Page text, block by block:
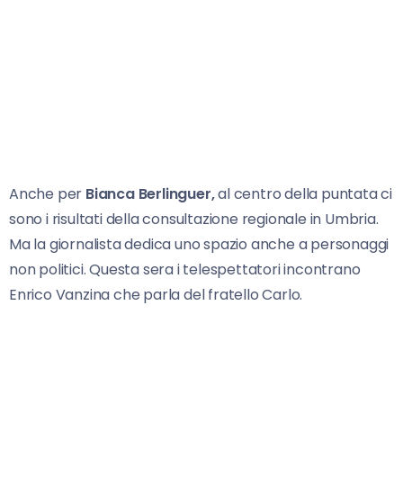
Anche per Bianca Berlinguer,al centro della puntata ci
sono i risultati della consultazione regionale in Umbria.
Ma la giornalista dedica uno spazio anche a personaggi
non politici. Questa sera i telespettatori incontrano
Enrico Vanzina che parla del fratello Carlo.